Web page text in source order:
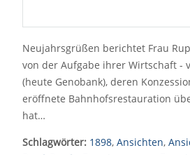
Neujahrsgrüßen berichtet Frau
von der Aufgabe ihrer Wirtschaft -
(heute Genobank), deren
eröffnete Bahnhofsrestauration
hat…
Schlagwörter: 1898, Ansichten,